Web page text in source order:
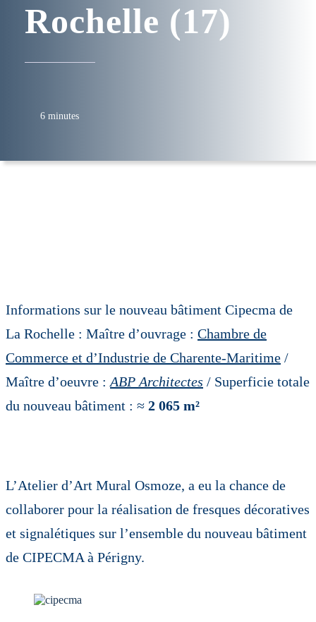
Rochelle (17)
6 minutes
Informations sur le nouveau bâtiment Cipecma de
La Rochelle : Maître d’ouvrage : Chambre de
Commerce et d’Industrie de Charente-Maritime /
Maître d’oeuvre : ABP Architectes / Superficie totale
du nouveau bâtiment : ≈ 2 065 m²
L’Atelier d’Art Mural Osmoze, a eu la chance de
collaborer pour la réalisation de fresques décoratives
et signalétiques sur l’ensemble du nouveau bâtiment
de CIPECMA à Périgny.